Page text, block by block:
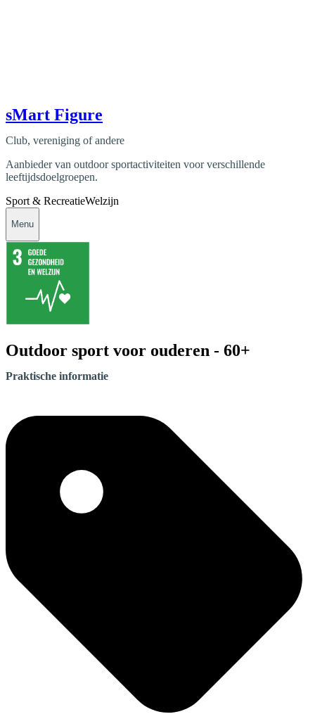
sMart Figure
Club, vereniging of andere
Aanbieder van outdoor sportactiviteiten voor verschillende
leeftijdsdoelgroepen.
Sport & RecreatieWelzijn
Menu
Outdoor sport voor ouderen - 60+
Praktische informatie